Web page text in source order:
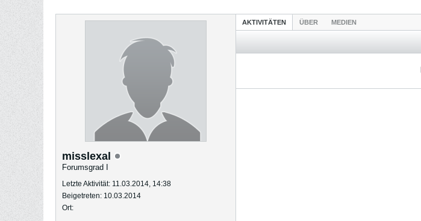
misslexal
Forumsgrad I
Letzte Aktivität: 11.03.2014, 14:38
Beigetreten: 10.03.2014
Ort:
AKTIVITÄTEN ÜBER MEDIEN